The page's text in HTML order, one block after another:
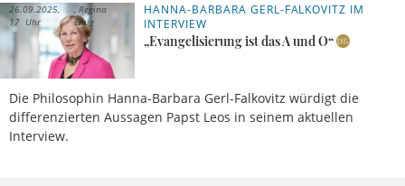
HANNA-BARBARA GERL-FALKOVITZ IM
INTERVIEW
„Evangelisierung ist das A und O“
Die Philosophin Hanna-Barbara Gerl-Falkovitz würdigt die
differenzierten Aussagen Papst Leos in seinem aktuellen
Interview.
26.09.2025,
17 Uhr
Regina
Einig